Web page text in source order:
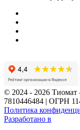
© 2024 - 2026 Тиомат
7810446484 | ОГРН
Политика
Разработано в